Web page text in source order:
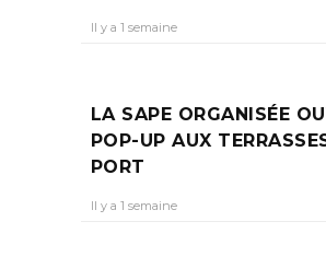
Il y a 1 semaine
LA SAPE ORGANISÉE
POP-UP AUX
PORT
Il y a 1 semaine